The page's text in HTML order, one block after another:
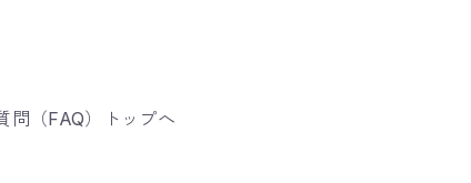
問（FAQ）トップへ